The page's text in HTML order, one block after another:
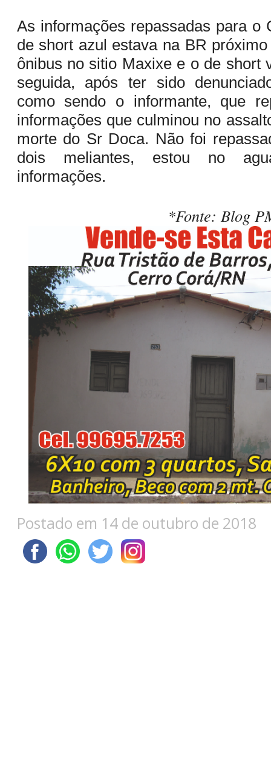
As informações repassadas para o
de short azul estava na BR
ônibus no sitio Maxixe e o de short
seguida, após ter sido
como sendo o informante, que
informações que culminou no
morte do Sr Doca. Não foi
dois meliantes, estou no
informações.
*Fonte: Blog
Postado em 14 de outubro de 2018